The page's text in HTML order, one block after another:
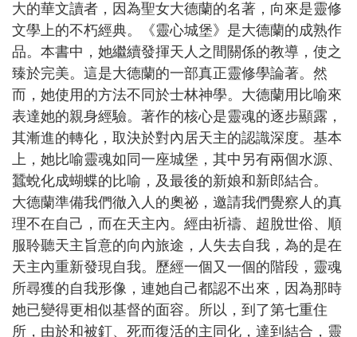
大的華文讀者，因為聖女大德蘭的名著，向來是靈修
文學上的不朽經典。《靈心城堡》是大德蘭的成熟作
品。本書中，她繼續發揮天人之間關係的教導，使之
臻於完美。這是大德蘭的一部真正靈修學論著。然
而，她使用的方法不同於士林神學。大德蘭用比喻來
表達她的親身經驗。著作的核心是靈魂的逐步顯露，
其漸進的轉化，取決於對內居天主的認識深度。基本
上，她比喻靈魂如同一座城堡，其中另有兩個水源、
蠶蛻化成蝴蝶的比喻，及最後的新娘和新郎結合。
大德蘭準備我們徹入人的奧祕，邀請我們覺察人的真
理不在自己，而在天主內。經由祈禱、超脫世俗、順
服聆聽天主旨意的向內旅途，人失去自我，為的是在
天主內重新發現自我。歷經一個又一個的階段，靈魂
所尋獲的自我形像，連她自己都認不出來，因為那時
她已變得更相似基督的面容。所以，到了第七重住
所，由於和被釘、死而復活的主同化，達到結合，靈